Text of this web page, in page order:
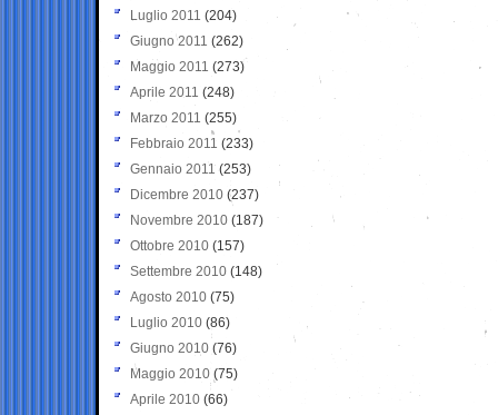
Luglio 2011 (204)
Giugno 2011 (262)
Maggio 2011 (273)
Aprile 2011 (248)
Marzo 2011 (255)
Febbraio 2011 (233)
Gennaio 2011 (253)
Dicembre 2010 (237)
Novembre 2010 (187)
Ottobre 2010 (157)
Settembre 2010 (148)
Agosto 2010 (75)
Luglio 2010 (86)
Giugno 2010 (76)
Maggio 2010 (75)
Aprile 2010 (66)